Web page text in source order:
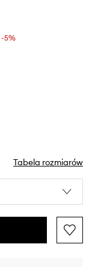
-5%
Tabela rozmiarów